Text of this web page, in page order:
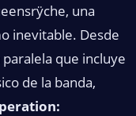
una
inevitable. Desde
que incluye
de la banda,